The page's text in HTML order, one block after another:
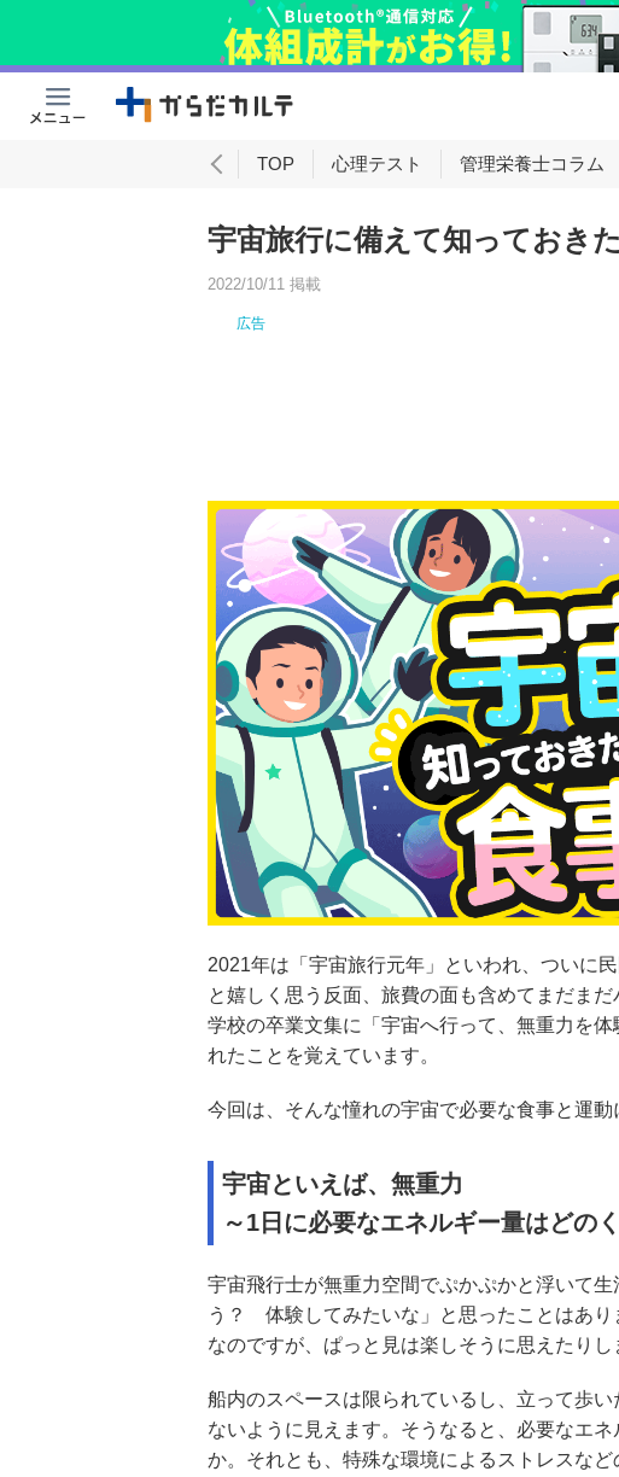
TOP 心理テスト 管理栄養士コラム
男性向け
宇宙旅行に備えて知っておき
2022/10/11 掲載
2021年は「宇宙旅行元年」といわれ、ついに
と嬉しく思う反面、旅費の面も含めてまだま
学校の卒業文集に「宇宙へ行って、無重力を
れたことを覚えています。
今回は、そんな憧れの宇宙で必要な食事と運動
宇宙といえば、無重力
～1日に必要なエネルギー量はどの
宇宙飛行士が無重力空間でぷかぷかと浮いて
う？ 体験してみたいな」と思ったことはあ
なのですが、ぱっと見は楽しそうに思えたりし
船内のスペースは限られているし、立って歩
ないように見えます。そうなると、必要なエ
か。それとも、特殊な環境によるストレスな